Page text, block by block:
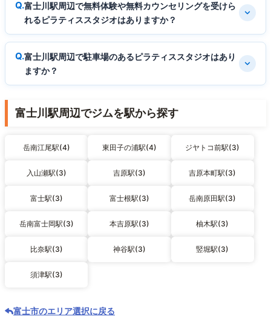
富士川駅周辺で無料体験や無料カウンセリングを受けら
れるピラティススタジオはありますか？
富士川駅周辺で駐車場のあるピラティススタジオはあり
ますか？
富士川駅周辺でジムを駅から探す
岳南江尾駅(4) 東田子の浦駅(4) ジヤトコ前駅(3)
入山瀬駅(3) 吉原駅(3) 吉原本町駅(3)
富士駅(3) 富士根駅(3) 岳南原田駅(3)
岳南富士岡駅(3) 本吉原駅(3) 柚木駅(3)
比奈駅(3) 神谷駅(3) 竪堀駅(3)
須津駅(3)
富士市のエリア選択に戻る